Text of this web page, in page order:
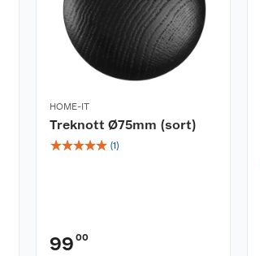
HOME-IT
Treknott Ø75mm (sort)
☆☆☆☆☆ (1)
99 00